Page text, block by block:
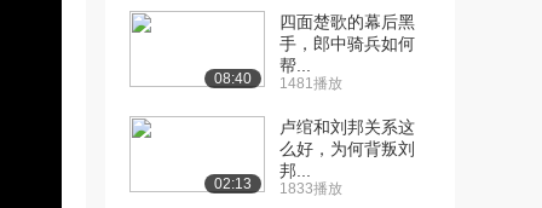
08:40
四面楚歌的幕后黑
手，郎中骑兵如何
帮...
1481播放
02:13
卢绾和刘邦关系这
么好，为何背叛刘
邦...
1833播放